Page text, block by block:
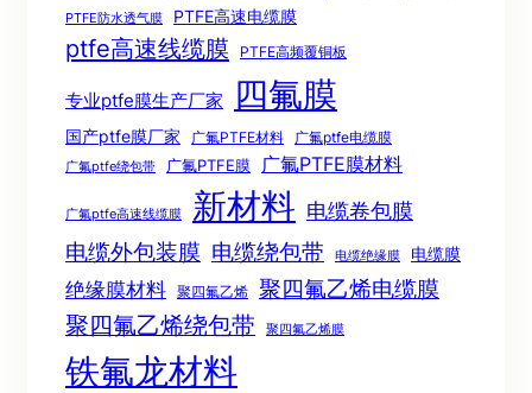
PTFE防水透气膜 PTFE高速电缆膜
ptfe高速线缆膜 PTFE高频覆铜板
专业ptfe膜生产厂家 四氟膜
国产ptfe膜厂家 广氟PTFE材料 广氟ptfe电缆膜
广氟ptfe绕包带 广氟PTFE膜 广氟PTFE膜材料
广氟ptfe高速线缆膜 新材料 电缆卷包膜
电缆外包装膜 电缆绕包带 电缆绝缘膜 电缆膜
绝缘膜材料 聚四氟乙烯
聚四氟乙烯电缆膜
聚四氟乙烯绕包带
聚四氟乙烯膜
铁氟龙材料